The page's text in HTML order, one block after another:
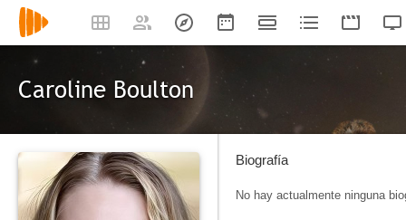
Caroline Boulton
Biografía
No hay actualmente ninguna